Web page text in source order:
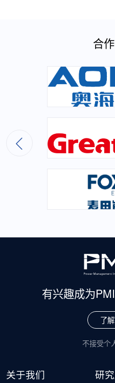
合
有兴趣成为
了
不接受个
关于我们 研